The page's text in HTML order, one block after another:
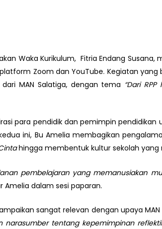
Waka Kurikulum, Fitria Endang
Zoom dan YouTube. Kegiatan yang
MAN Salatiga, dengan tema “Dari
para pendidik dan pemimpin
ini, Bu Amelia membagikan
hingga membentuk kultur sekolah yang
pembelajaran yang memanusiakan
Amelia dalam sesi paparan.
sangat relevan dengan upaya
narasumber tentang kepemimpinan